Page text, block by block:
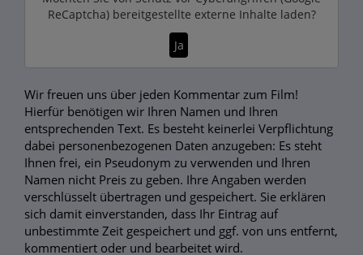
ReCaptcha)bereitgestellte externe Inhalte laden?
Ja
Wir freuen uns über jeden Kommentar zum Film!
Hierfür benötigen wir Ihren Namen und Ihren
entsprechenden Text. Es besteht keinerlei Verpflichtung
dabei personenbezogenen Daten anzugeben: Es steht
Ihnen frei, ein Pseudonym zu verwenden und Ihren
Namen nicht Preis zu geben. Ihre Angaben werden
verschlüsselt übertragen und gespeichert. Sie erklären
sich damit einverstanden, dass Ihr Eintrag auf
unbestimmte Zeit gespeichert und ggf. von uns entfernt,
kommentiert oder und bearbeitet wird.